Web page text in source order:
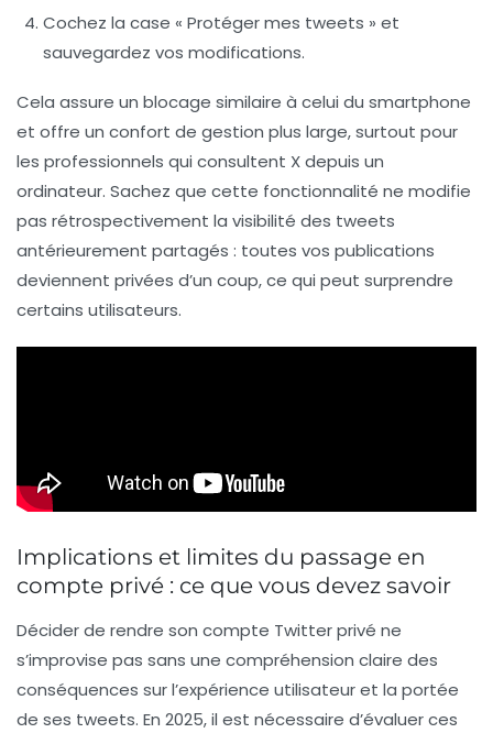
Cochez la case « Protéger mes tweets » et
sauvegardez vos modifications.
Cela assure un blocage similaire à celui du smartphone
et offre un confort de gestion plus large, surtout pour
les professionnels qui consultent X depuis un
ordinateur. Sachez que cette fonctionnalité ne modifie
pas rétrospectivement la visibilité des tweets
antérieurement partagés : toutes vos publications
deviennent privées d’un coup, ce qui peut surprendre
certains utilisateurs.
Implications et limites du passage en
compte privé : ce que vous devez savoir
Décider de rendre son compte Twitter privé ne
s’improvise pas sans une compréhension claire des
conséquences sur l’expérience utilisateur et la portée
de ses tweets. En 2025, il est nécessaire d’évaluer ces